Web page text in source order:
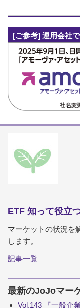
[ご参考] 運用会社
ETF 知って役立
マーケットの状況を
します。
記事一覧
最新のJoJoマー
Vol.143 『一般企